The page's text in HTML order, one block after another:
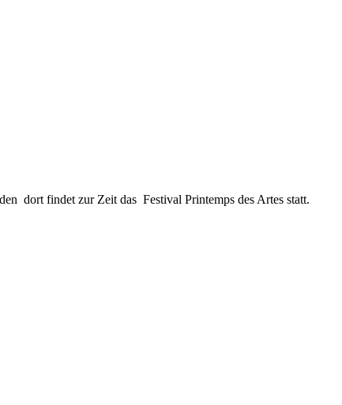
dort findet zur Zeit das Festival Printemps des Artes statt.